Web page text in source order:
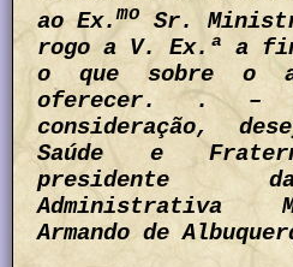
ao Ex.mo
Sr.
rogo a V. Ex.ª a
o que sobre o
oferecer. . –
consideração,
Saúde e
presidente
Administrativa
Armando de